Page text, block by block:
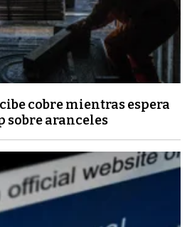
cobre mientras espera
sobre aranceles